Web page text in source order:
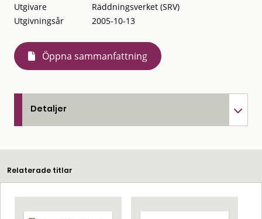
Utgivare
Räddningsverket (SRV)
Utgivningsår
2005-10-13
Öppna sammanfattning
Detaljer
Relaterade titlar